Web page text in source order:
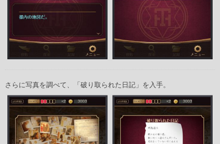
さらに写真を調べて、「破り取られた日記」を入手。